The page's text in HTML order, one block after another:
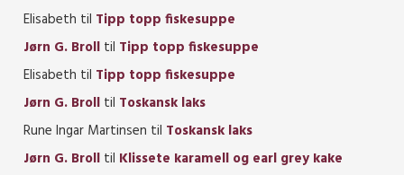
Elisabeth til Tipp topp fiskesuppe
Jørn G. Broll til Tipp topp fiskesuppe
Elisabeth til Tipp topp fiskesuppe
Jørn G. Broll til Toskansk laks
Rune Ingar Martinsen til Toskansk laks
Jørn G. Broll til Klissete karamell og earl grey kake